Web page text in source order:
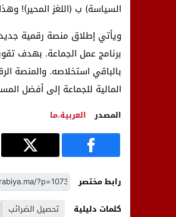
السياسة) ب (اللغز المحير)!
ويأتي إطلاق منصة رقمية
برنامج عمل الجماعة. بهدف
بالباقي استخلاصه. والمنصة
المالية للجماعة إلى أفضل
المصدر العربية.ما
رابط مختصر
كلمات دليلية
تحصيل الضرائب